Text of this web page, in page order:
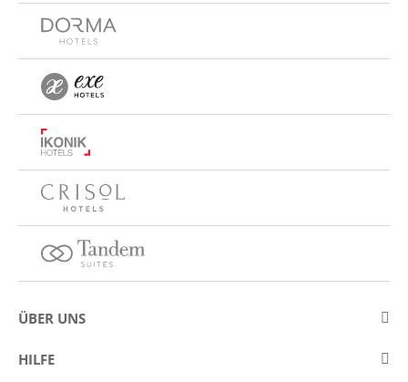
ÜBER UNS
Über Eurostars Hotel Company
HILFE